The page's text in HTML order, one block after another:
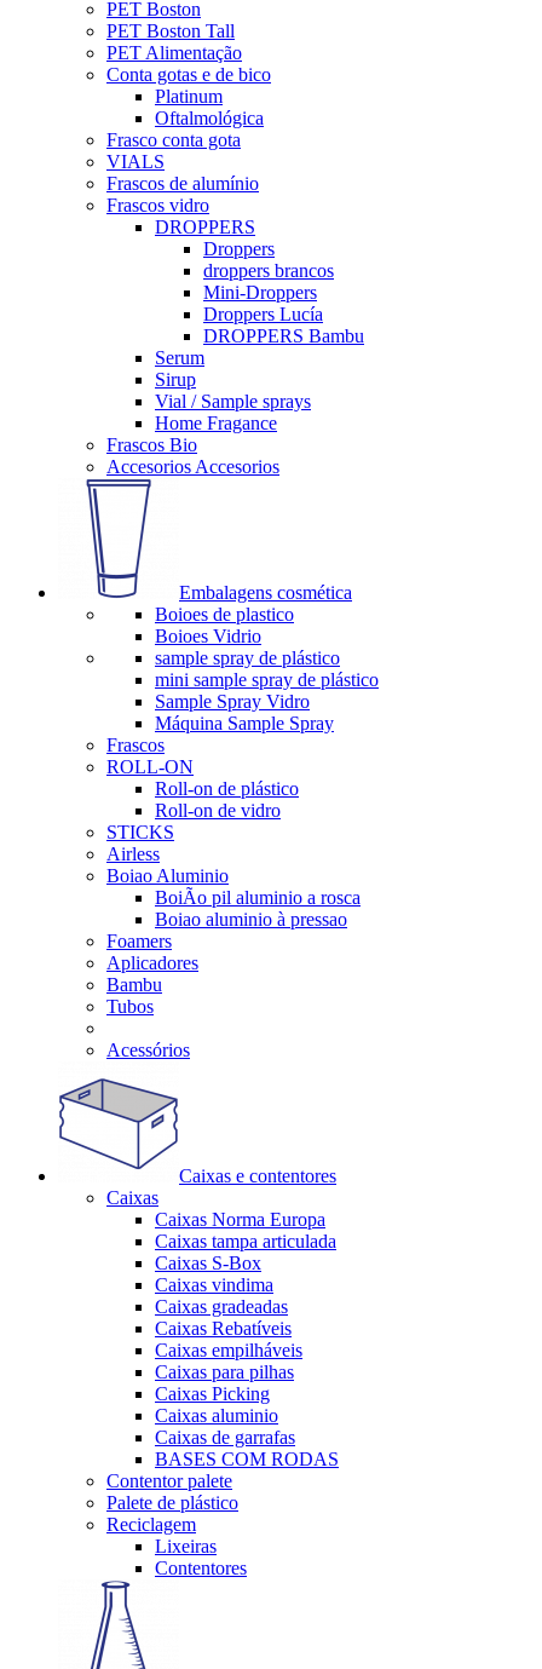
PET Boston
PET Boston Tall
PET Alimentação
Conta gotas e de bico
Platinum
Oftalmológica
Frasco conta gota
VIALS
Frascos de alumínio
Frascos vidro
DROPPERS
Droppers
droppers brancos
Mini-Droppers
Droppers Lucía
DROPPERS Bambu
Serum
Sirup
Vial / Sample sprays
Home Fragance
Frascos Bio
Accesorios Accesorios
Embalagens cosmética
Boioes de plastico
Boioes Vidrio
sample spray de plástico
mini sample spray de plástico
Sample Spray Vidro
Máquina Sample Spray
Frascos
ROLL-ON
Roll-on de plástico
Roll-on de vidro
STICKS
Airless
Boiao Aluminio
BoiÃo pil aluminio a rosca
Boiao aluminio à pressao
Foamers
Aplicadores
Bambu
Tubos
Acessórios
Caixas e contentores
Caixas
Caixas Norma Europa
Caixas tampa articulada
Caixas S-Box
Caixas vindima
Caixas gradeadas
Caixas Rebatíveis
Caixas empilháveis
Caixas para pilhas
Caixas Picking
Caixas aluminio
Caixas de garrafas
BASES COM RODAS
Contentor palete
Palete de plástico
Reciclagem
Lixeiras
Contentores